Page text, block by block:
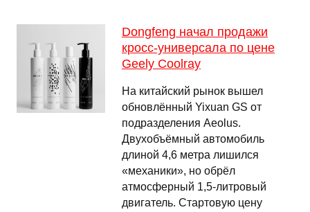
Dongfeng начал продажи
кросс-универсала по цене
Geely Coolray
На китайский рынок вышел
обновлённый Yixuan GS от
подразделения Aeolus.
Двухобъёмный автомобиль
длиной 4,6 метра лишился
«механики», но обрёл
атмосферный 1,5-литровый
двигатель. Стартовую цену